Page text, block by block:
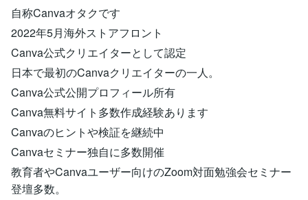
自称Canvaオタクです
2022年5月海外ストアフロント
Canva公式クリエイターとして認定
日本で最初のCanvaクリエイターの一人。
Canva公式公開プロフィール所有
Canva無料サイト多数作成経験あります
Canvaのヒントや検証を継続中
Canvaセミナー独自に多数開催
教育者やCanvaユーザー向けのZoom対面勉強会セミナー
登壇多数。